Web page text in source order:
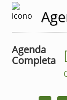
Agenda
Completa